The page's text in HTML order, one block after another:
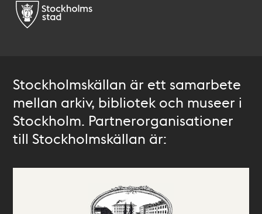
Stockholmskällan är ett samarbete
mellan arkiv, bibliotek och museer i
Stockholm. Partnerorganisationer
till Stockholmskällan är: